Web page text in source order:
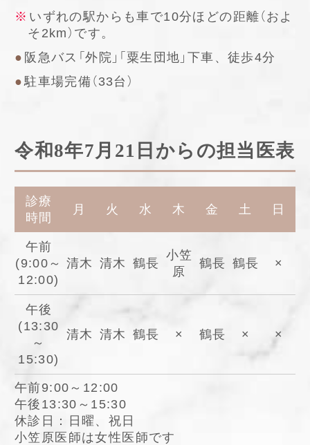
いずれの駅からも車で10分ほどの距離（およ
そ2km）です。
阪急バス「外院」「粟生団地」下車、徒歩4分
駐車場完備（33台）
令和8年7月21日からの担当医表
午前9:00～12:00
午後13:30～15:30
休診日：日曜、祝日
小笠原医師は女性医師です
診療
時間
月 火 水 木 金 土 日
午前
(9:00～
12:00)
清木 清木 鶴長
小笠
原
鶴長 鶴長 ×
午後
(13:30
～
15:30)
清木 清木 鶴長 × 鶴長 × ×